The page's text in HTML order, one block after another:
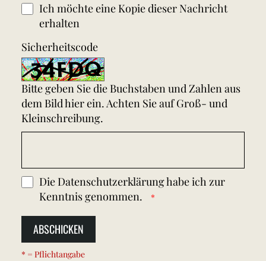
Ich möchte eine Kopie dieser Nachricht
erhalten
Sicherheitscode
Bitte geben Sie die Buchstaben und Zahlen aus
dem Bild hier ein. Achten Sie auf Groß- und
Kleinschreibung.
Die Datenschutzerklärunghabe ich zur
Kenntnis genommen.
ABSCHICKEN
* = Pflichtangabe